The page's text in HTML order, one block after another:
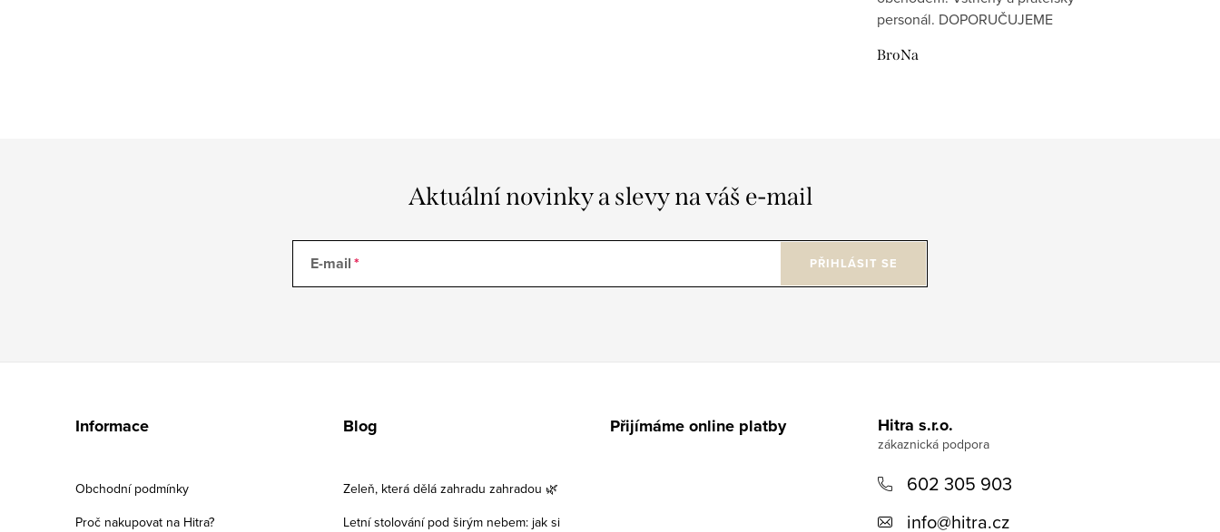
personál. DOPORUČUJEME
BroNa
Aktuální novinky a slevy na váš e-mail
E-mail PŘIHLÁSIT SE
Informace
Obchodní podmínky
Proč nakupovat na Hitra?
Blog
Zeleň, která dělá zahradu zahradou 🌿
Letní stolování pod širým nebem: jak si
Přijímáme online platby Hitra s.r.o.
602 305 903
info@hitra.cz